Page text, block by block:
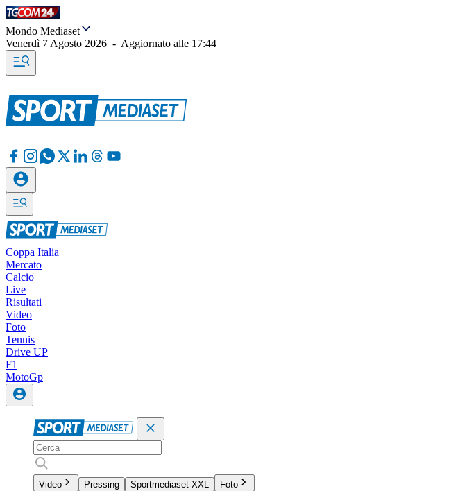
Mondo Mediaset
Venerdì 7 Agosto 2026 - Aggiornato alle 17:44
Coppa Italia
Mercato
Calcio
Live
Risultati
Video
Foto
Tennis
Drive UP
F1
MotoGp
Video Pressing Sportmediaset XXL
Foto